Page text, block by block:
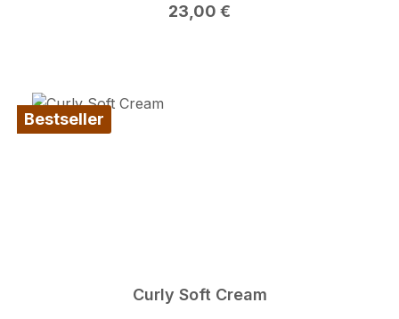
Regulärer Preis:
23,00 €
Bestseller
Curly Soft Cream